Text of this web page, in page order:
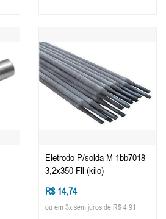
Eletrodo P/solda M-1bb7018
3,2x350 Fll (kilo)
R$ 14,74
ou em 3x sem juros de R$ 4,91